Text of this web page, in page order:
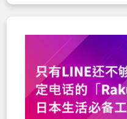
人】
享
日
本
花
火
大
会
和
夏